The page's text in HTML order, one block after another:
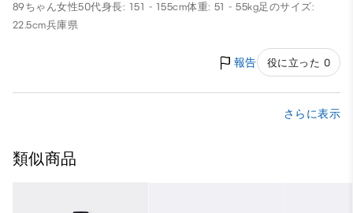
89ちゃん女性50代身長: 151 - 155cm体重: 51 - 55kg足のサイズ:
22.5cm兵庫県
報告 役に立った 0
さらに表示
類似商品